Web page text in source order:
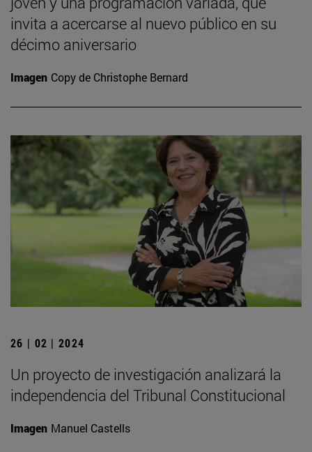
invita a acercarse al nuevo público en su
décimo aniversario
Imagen Copy de Christophe Bernard
26 | 02 | 2024
Un proyecto de investigación analizará la
independencia del Tribunal Constitucional
Imagen Manuel Castells